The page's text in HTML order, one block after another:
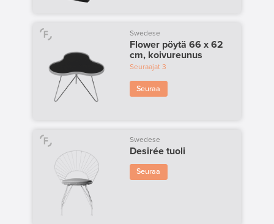
Swedese
Flower pöytä 66 x 62
cm, koivureunus
Seuraajat3
Seuraa
Swedese
Desirée tuoli
Seuraa